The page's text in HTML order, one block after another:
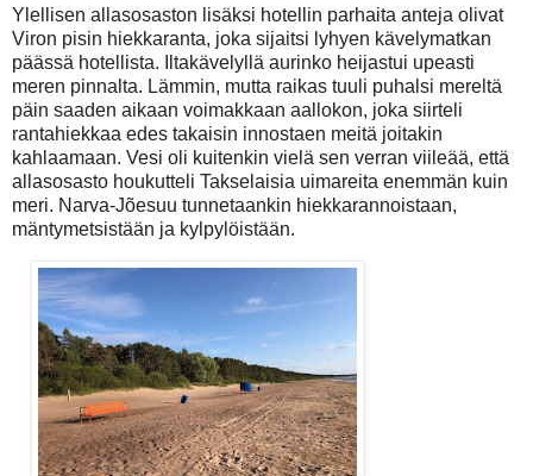
Ylellisen allasosaston lisäksi hotellin parhaita anteja olivat
Viron pisin hiekkaranta, joka sijaitsi lyhyen kävelymatkan
päässä hotellista. Iltakävelyllä aurinko heijastui upeasti
meren pinnalta. Lämmin, mutta raikas tuuli puhalsi mereltä
päin saaden aikaan voimakkaan aallokon, joka siirteli
rantahiekkaa edes takaisin innostaen meitä joitakin
kahlaamaan. Vesi oli kuitenkin vielä sen verran viileää, että
allasosasto houkutteli Takselaisia uimareita enemmän kuin
meri. Narva-Jõesuu tunnetaankin hiekkarannoistaan,
mäntymetsistään ja kylpylöistään.